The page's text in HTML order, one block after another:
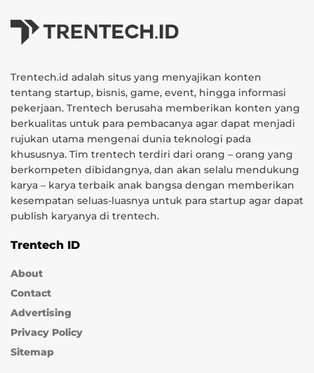
Trentech.id adalah situs yang menyajikan konten
tentang startup, bisnis, game, event, hingga informasi
pekerjaan. Trentech berusaha memberikan konten yang
berkualitas untuk para pembacanya agar dapat menjadi
rujukan utama mengenai dunia teknologi pada
khususnya. Tim trentech terdiri dari orang – orang yang
berkompeten dibidangnya, dan akan selalu mendukung
karya – karya terbaik anak bangsa dengan memberikan
kesempatan seluas-luasnya untuk para startup agar dapat
publish karyanya di trentech.
Trentech ID
About
Contact
Advertising
Privacy Policy
Sitemap